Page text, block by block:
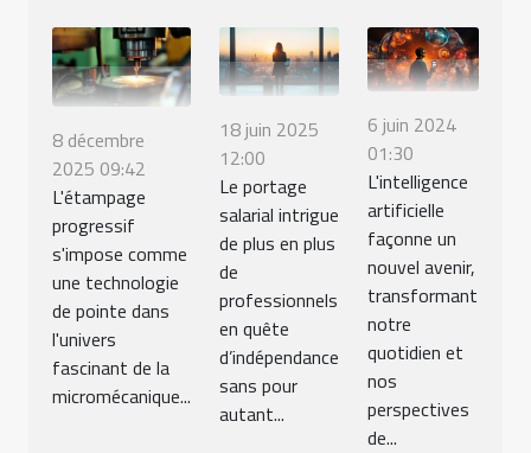
8 décembre
2025 09:42
L'étampage
progressif
s'impose comme
une technologie
de pointe dans
l'univers
fascinant de la
micromécanique...
18 juin 2025
12:00
Le portage
salarial intrigue
de plus en plus
de
professionnels
en quête
d’indépendance
sans pour
autant...
6 juin 2024
01:30
L'intelligence
artificielle
façonne un
nouvel avenir,
transformant
notre
quotidien et
nos
perspectives
de...